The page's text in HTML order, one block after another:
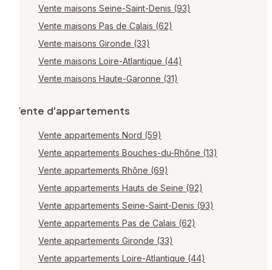
Vente maisons Seine-Saint-Denis (93)
Vente maisons Pas de Calais (62)
Vente maisons Gironde (33)
Vente maisons Loire-Atlantique (44)
Vente maisons Haute-Garonne (31)
Vente d'appartements
Vente appartements Nord (59)
Vente appartements Bouches-du-Rhône (13)
Vente appartements Rhône (69)
Vente appartements Hauts de Seine (92)
Vente appartements Seine-Saint-Denis (93)
Vente appartements Pas de Calais (62)
Vente appartements Gironde (33)
Vente appartements Loire-Atlantique (44)